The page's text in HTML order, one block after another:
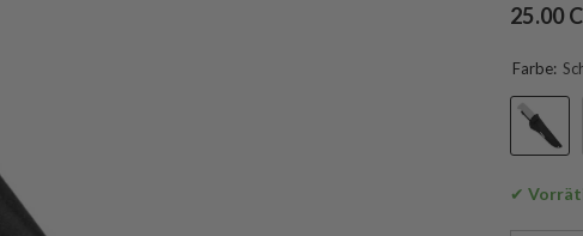
25.00
Farbe:
✔